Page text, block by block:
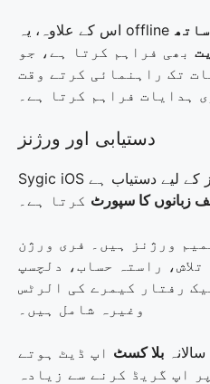
اس کے علاوہ، یہ offline
بھی فراہم کرتا ہے، جو
تک راہنمائی کرتے وقت
ہدایات فراہم کرتا ہے۔
دستیابی اور ورژنز
Sygic iOS اور اینڈرائیڈ دونوں پلیٹفارمز کے لیے دستیاب ہے
زبانوں کا سپورٹ
ورژنز ہیں۔ فری ورژن
تلاش، راستہ حساب، دلچسپ
رفتار کیمرے کی الرٹس
بلا کسٹ اپ ڈیٹ ہوتے
اپ گریڈ کرنے سے زیادہ